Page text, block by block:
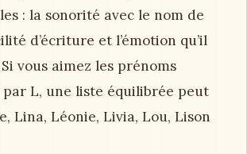
: la sonorité avec le nom de
d’écriture et l’émotion qu’il
vous aimez les prénoms
L, une liste équilibrée peut
Lina, Léonie, Livia, Lou, Lison